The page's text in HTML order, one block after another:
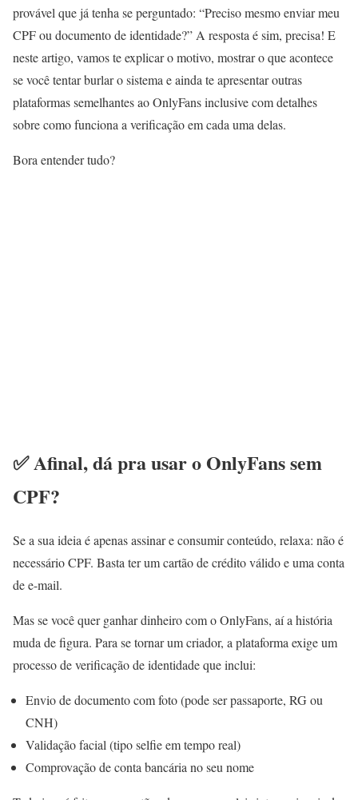
provável que já tenha se perguntado: “Preciso mesmo enviar meu
CPF ou documento de identidade?” A resposta é sim, precisa! E
neste artigo, vamos te explicar o motivo, mostrar o que acontece
se você tentar burlar o sistema e ainda te apresentar outras
plataformas semelhantes ao OnlyFans inclusive com detalhes
sobre como funciona a verificação em cada uma delas.
Bora entender tudo?
✅ Afinal, dá pra usar o OnlyFans sem
CPF?
Se a sua ideia é apenas assinar e consumir conteúdo, relaxa: não é
necessário CPF. Basta ter um cartão de crédito válido e uma conta
de e-mail.
Mas se você quer ganhar dinheiro com o OnlyFans, aí a história
muda de figura. Para se tornar um criador, a plataforma exige um
processo de verificação de identidade que inclui:
Envio de documento com foto (pode ser passaporte, RG ou
CNH)
Validação facial (tipo selfie em tempo real)
Comprovação de conta bancária no seu nome